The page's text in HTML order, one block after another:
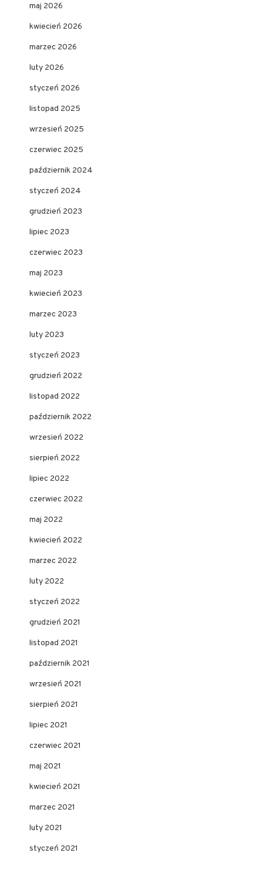
maj 2026
kwiecień 2026
marzec 2026
luty 2026
styczeń 2026
listopad 2025
wrzesień 2025
czerwiec 2025
październik 2024
styczeń 2024
grudzień 2023
lipiec 2023
czerwiec 2023
maj 2023
kwiecień 2023
marzec 2023
luty 2023
styczeń 2023
grudzień 2022
listopad 2022
październik 2022
wrzesień 2022
sierpień 2022
lipiec 2022
czerwiec 2022
maj 2022
kwiecień 2022
marzec 2022
luty 2022
styczeń 2022
grudzień 2021
listopad 2021
październik 2021
wrzesień 2021
sierpień 2021
lipiec 2021
czerwiec 2021
maj 2021
kwiecień 2021
marzec 2021
luty 2021
styczeń 2021